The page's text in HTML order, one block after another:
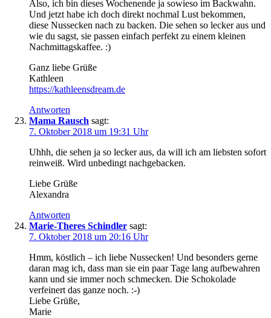
Also, ich bin dieses Wochenende ja sowieso im Backwahn.
Und jetzt habe ich doch direkt nochmal Lust bekommen,
diese Nussecken nach zu backen. Die sehen so lecker aus und
wie du sagst, sie passen einfach perfekt zu einem kleinen
Nachmittagskaffee. :)
Ganz liebe Grüße
Kathleen
https://kathleensdream.de
Antworten
Mama Rausch sagt:
7. Oktober 2018 um 19:31 Uhr
Uhhh, die sehen ja so lecker aus, da will ich am liebsten sofort
reinweiß. Wird unbedingt nachgebacken.
Liebe Grüße
Alexandra
Antworten
Marie-Theres Schindler sagt:
7. Oktober 2018 um 20:16 Uhr
Hmm, köstlich – ich liebe Nussecken! Und besonders gerne
daran mag ich, dass man sie ein paar Tage lang aufbewahren
kann und sie immer noch schmecken. Die Schokolade
verfeinert das ganze noch. :-)
Liebe Grüße,
Marie